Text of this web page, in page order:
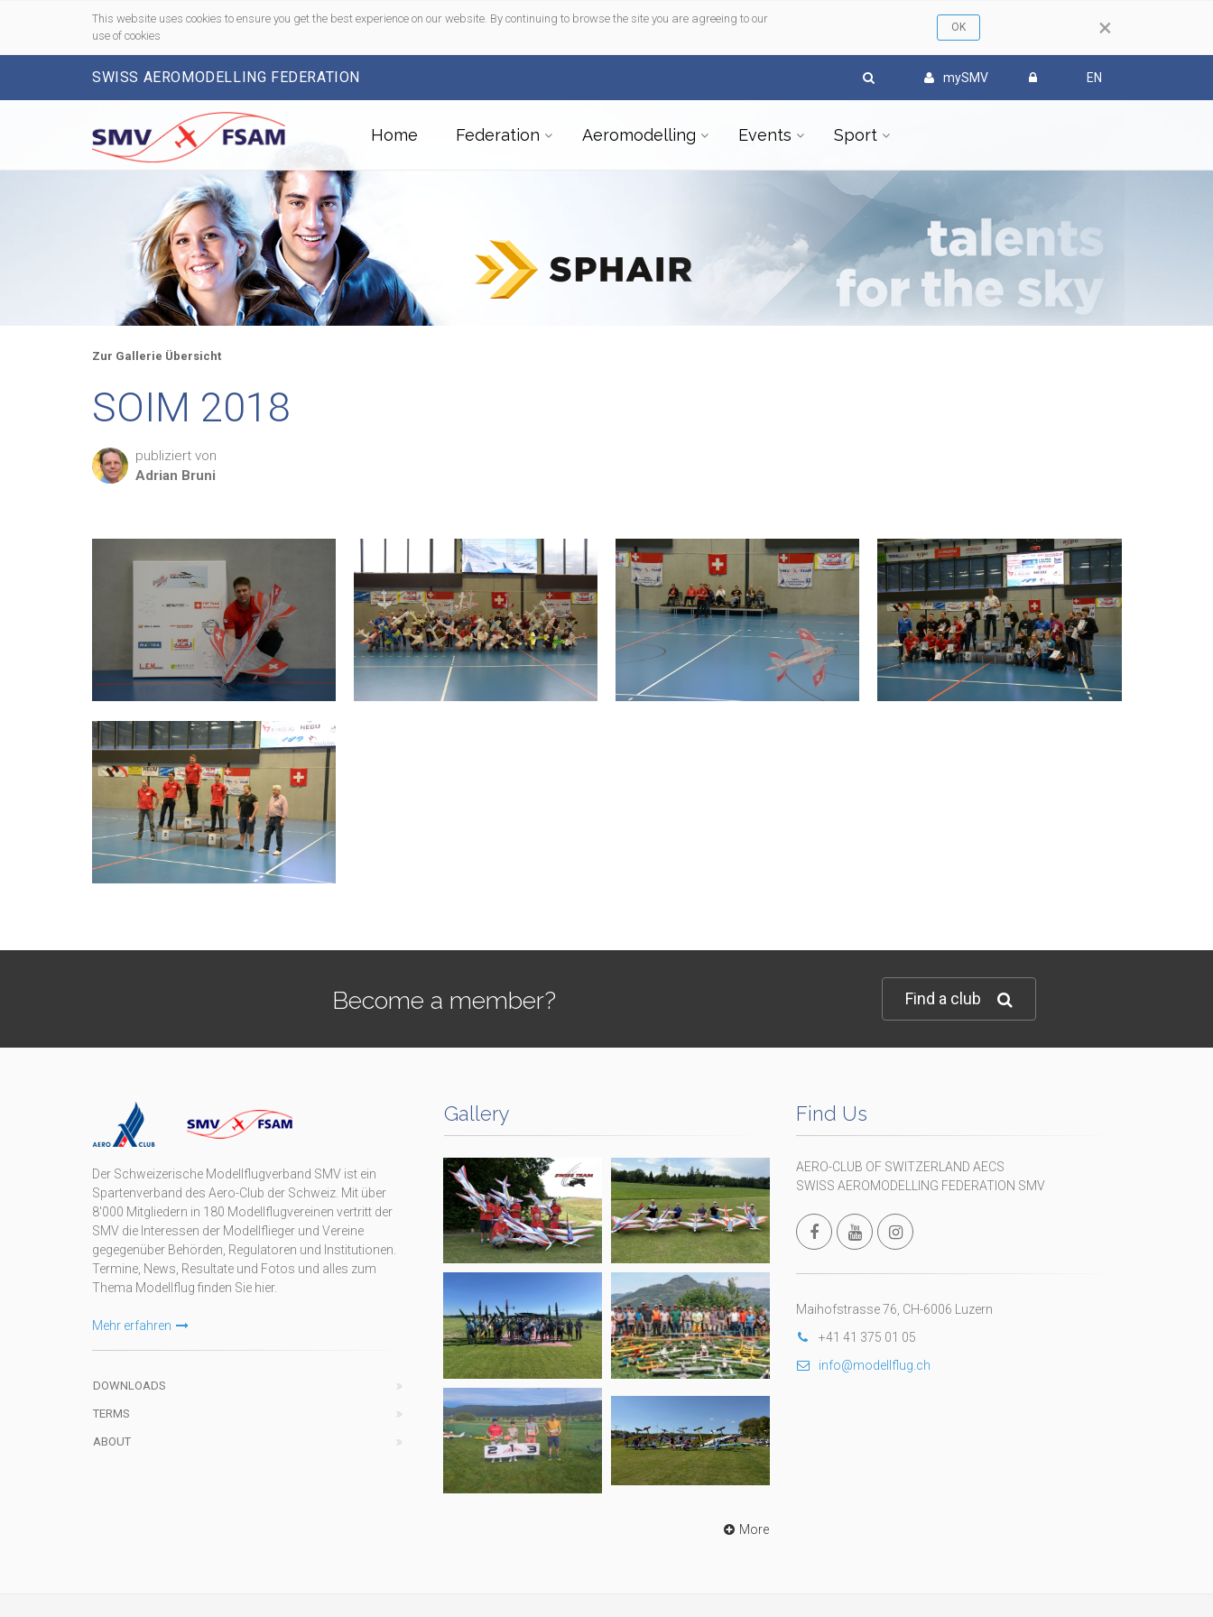
×
This website uses cookies to ensure you get the best experience on our website. By continuing to browse the site you are agreeing to our
use of cookies
SWISS AEROMODELLING FEDERATION mySMV EN
Home Federation Aeromodelling Events Sport
Zur Gallerie Übersicht
SOIM 2018
publiziert von
Adrian Bruni
Become a member? Find a club
Der Schweizerische Modellflugverband SMV ist ein
Spartenverband des Aero-Club der Schweiz. Mit über
8'000 Mitgliedern in 180 Modellflugvereinen vertritt der
SMV die Interessen der Modellflieger und Vereine
gegegenüber Behörden, Regulatoren und Institutionen.
Termine, News, Resultate und Fotos und alles zum
Thema Modellflug finden Sie hier.
Mehr erfahren
DOWNLOADS
TERMS
ABOUT
Gallery
More
Find Us
AERO-CLUB OF SWITZERLAND AECS
SWISS AEROMODELLING FEDERATION SMV
Maihofstrasse 76, CH-6006 Luzern
+41 41 375 01 05
info@modellflug.ch